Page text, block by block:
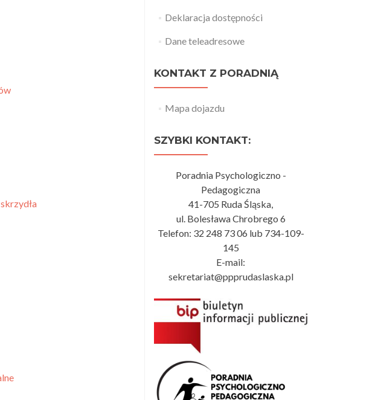
Deklaracja dostępności
Dane teleadresowe
KONTAKT Z PORADNIĄ
Mapa dojazdu
SZYBKI KONTAKT:
Poradnia Psychologiczno -
Pedagogiczna
41-705 Ruda Śląska,
ul. Bolesława Chrobrego 6
Telefon: 32 248 73 06 lub 734-109-
145
E-mail:
sekretariat@ppprudaslaska.pl